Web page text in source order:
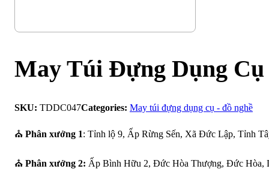
May Túi Đựng Dụng Cụ
SKU: TDDC047Categories: May túi đựng dụng cụ - đồ nghề
⛪ Phân xưởng 1: Tỉnh lộ 9, Ấp Rừng Sến, Xã Đức Lập, Tỉnh
⛪ Phân xưởng 2: Ấp Bình Hữu 2, Đức Hòa Thượng, Đức Hòa,